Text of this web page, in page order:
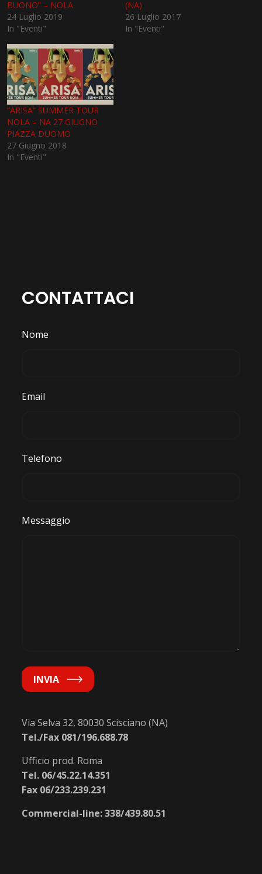
BUONO” – NOLA
24 Luglio 2019
In "Eventi"
(NA)
26 Luglio 2017
In "Eventi"
“ARISA” SUMMER TOUR
NOLA – NA 27 GIUGNO
PIAZZA DUOMO
27 Giugno 2018
In "Eventi"
CONTATTACI
Nome
Email
Telefono
Messaggio
INVIA
Via Selva 32, 80030 Scisciano (NA)
Tel./Fax 081/196.688.78
Ufficio prod. Roma
Tel. 06/45.22.14.351
Fax 06/233.239.231
Commercial-line: 338/439.80.51